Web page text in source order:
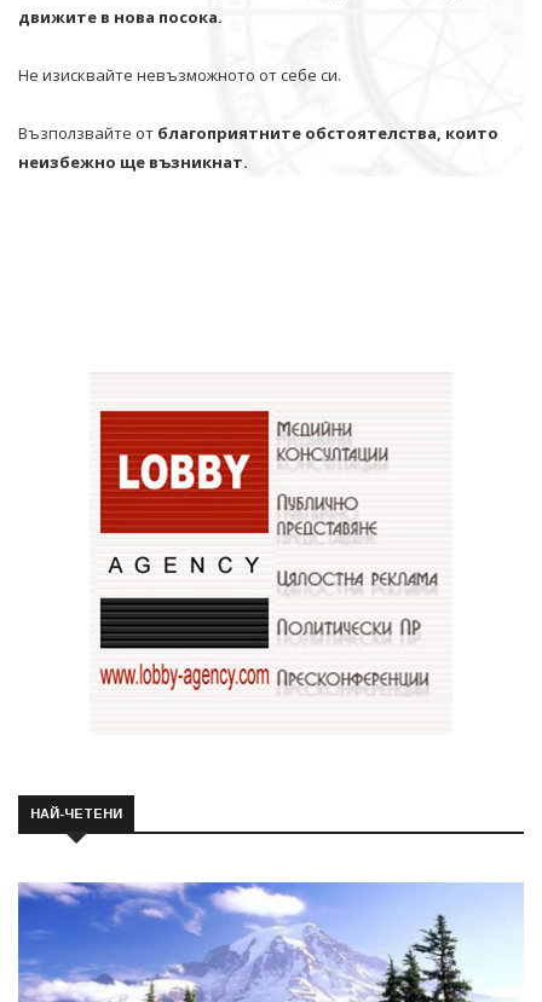
движите в нова посока.
Не изисквайте невъзможното от себе си.
Възползвайте от благоприятните обстоятелства, които
неизбежно ще възникнат.
НАЙ-ЧЕТЕНИ